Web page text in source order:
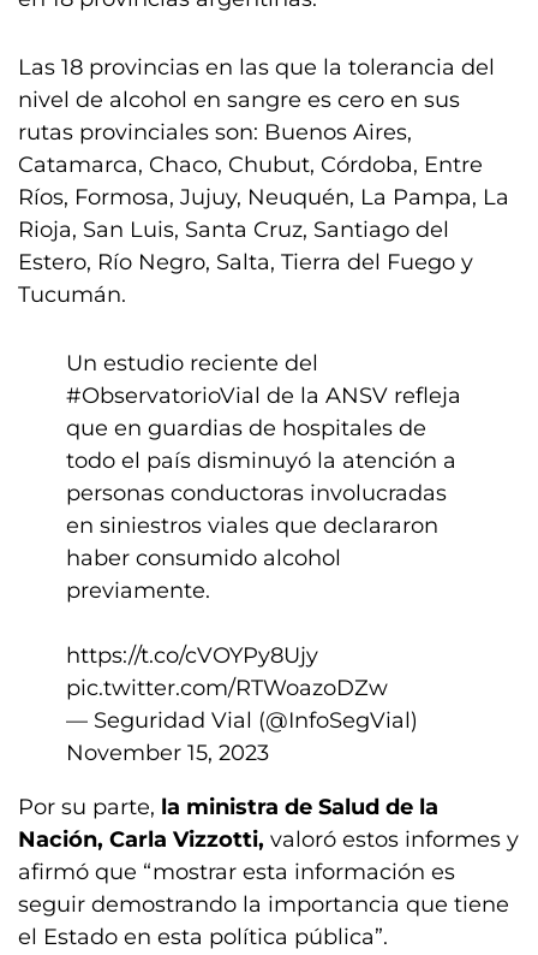
Las 18 provincias en las que la tolerancia del
nivel de alcohol en sangre es cero en sus
rutas provinciales son: Buenos Aires,
Catamarca, Chaco, Chubut, Córdoba, Entre
Ríos, Formosa, Jujuy, Neuquén, La Pampa, La
Rioja, San Luis, Santa Cruz, Santiago del
Estero, Río Negro, Salta, Tierra del Fuego y
Tucumán.
Un estudio reciente del
#ObservatorioVial de la ANSV refleja
que en guardias de hospitales de
todo el país disminuyó la atención a
personas conductoras involucradas
en siniestros viales que declararon
haber consumido alcohol
previamente.
https://t.co/cVOYPy8Ujy
pic.twitter.com/RTWoazoDZw
— Seguridad Vial (@InfoSegVial)
November 15, 2023
Por su parte, la ministra de Salud de la
Nación, Carla Vizzotti, valoró estos informes y
afirmó que “mostrar esta información es
seguir demostrando la importancia que tiene
el Estado en esta política pública”.